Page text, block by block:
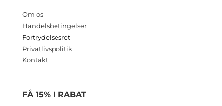
Om os
Handelsbetingelser
Fortrydelsesret
Privatlivspolitik
Kontakt
FÅ 15% I RABAT